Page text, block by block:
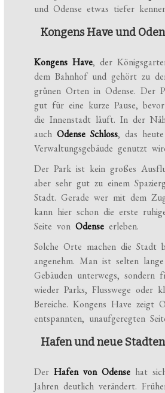
und Odense etwas tiefer
Kongens Have und
Kongens Have, der
dem Bahnhof und gehört zu
grünen Orten in Odense. Der
gut für eine kurze Pause,
die Innenstadt läuft. In der
auchOdense Schloss, das
Verwaltungsgebäude genutzt
Der Park ist kein großes
aber sehr gut zu einem
Stadt. Gerade wer mit dem
kann hier schon die erste
Seite vonOdense erleben.
Solche Orte machen die Stadt
angenehm. Man ist selten
Gebäuden unterwegs, sondern
wieder Parks, Flusswege oder
Bereiche. Kongens Have zeigt
entspannten, unaufgeregten
Hafen und neue
DerHafen von Odense hat
Jahren deutlich verändert.